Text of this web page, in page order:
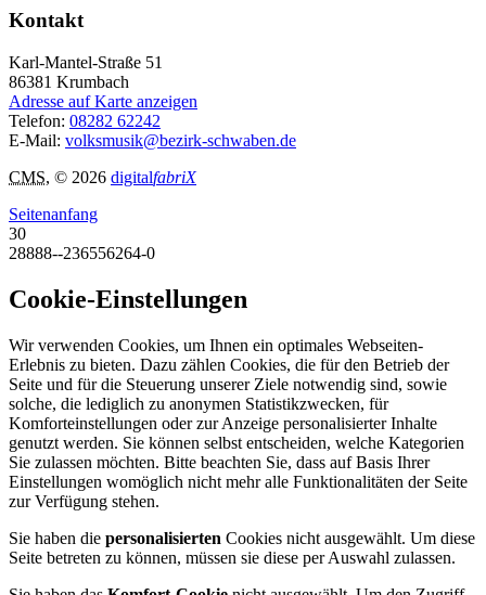
Kontakt
Karl-Mantel-Straße 51
86381 Krumbach
Adresse auf Karte anzeigen
Telefon: 08282 62242
E-Mail: volksmusik@bezirk-schwaben.de
CMS, © 2026 digitalfabriX
Seitenanfang
30
28888--236556264-0
Cookie-Einstellungen
Wir verwenden Cookies, um Ihnen ein optimales Webseiten-
Erlebnis zu bieten. Dazu zählen Cookies, die für den Betrieb der
Seite und für die Steuerung unserer Ziele notwendig sind, sowie
solche, die lediglich zu anonymen Statistikzwecken, für
Komforteinstellungen oder zur Anzeige personalisierter Inhalte
genutzt werden. Sie können selbst entscheiden, welche Kategorien
Sie zulassen möchten. Bitte beachten Sie, dass auf Basis Ihrer
Einstellungen womöglich nicht mehr alle Funktionalitäten der Seite
zur Verfügung stehen.
Sie haben die personalisierten Cookies nicht ausgewählt. Um diese
Seite betreten zu können, müssen sie diese per Auswahl zulassen.